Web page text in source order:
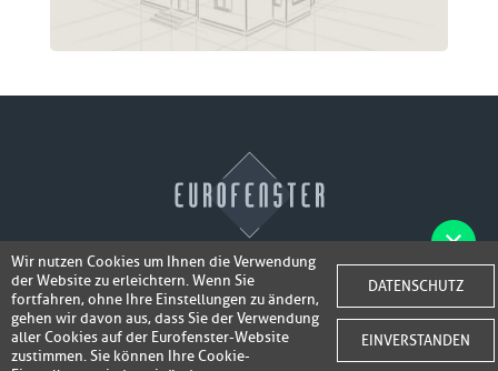
Wir nutzen Cookies um Ihnen die Verwendung
der Website zu erleichtern. Wenn Sie
fortfahren, ohne Ihre Einstellungen zu ändern,
gehen wir davon aus, dass Sie der Verwendung
aller Cookies auf der Eurofenster-Website
zustimmen. Sie können Ihre Cookie-
DATENSCHUTZ
EINVERSTANDEN
Fotos der Fenster/Elemente per WhatsApp
senden und ein Super-Angebotinkl. 50,-
bis 100,- EURGutschrift erhalten!
© 2026 Eurofenster
Webdesign byWebidea Advance